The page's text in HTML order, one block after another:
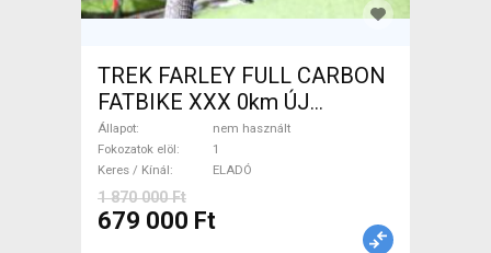
TREK FARLEY FULL CARBON
FATBIKE XXX 0km ÚJ
WAMPA CF Fatbike nem
használt ELADÓ
Állapot
nem használt
Fokozatok elöl
1
Keres / Kínál
ELADÓ
1 870 000 Ft
679 000 Ft